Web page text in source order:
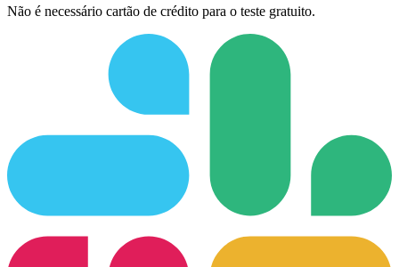
Não é necessário cartão de crédito para o teste gratuito.